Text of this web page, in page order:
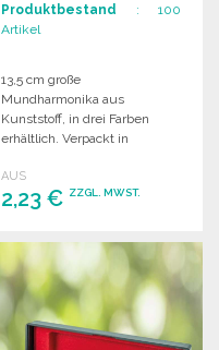
Produktbestand : 100
Artikel
13,5 cm große
Mundharmonika aus
Kunststoff, in drei Farben
erhältlich. Verpackt in
Einzelkarton. Nicht für Kinder
unter 4 Jahren geeignet.
AUS
2,23 € ZZGL. MWST.
BESTELLEN
Angebot anfordern